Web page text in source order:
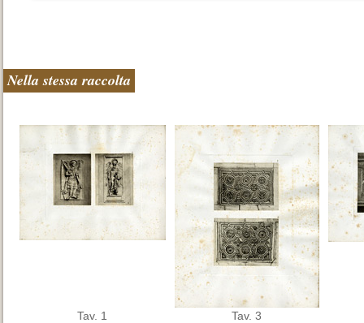
Nella stessa raccolta
Tav. 1 Tav. 3